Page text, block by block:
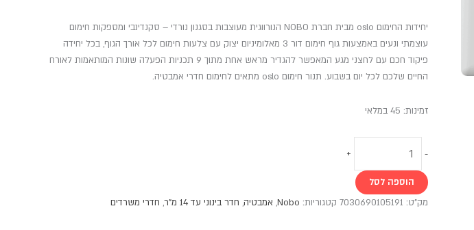
יחידות החימום oslo מבית חברת NOBO הנורווגית מעוצבות בסגנון נורדי – סקנדינבי ומספקות חימום
עוצמתי ונעים באמצעות גוף חימום דור 3 מאלומיניום יצוק עם צלעות חימום לכל אורך הגוף, בכל יחידה
פיקוד חכם עם לחצני מגע המאפשר להגדיר מראש אחת מתוך 9 תכניות הפעלה שונות המותאמות לאורח
החיים שלכם לכל יום בשבוע. תנור חימום oslo מתאים לחימום חדרי אמבטיה.
זמינות: 45 במלאי
-
+
הוספה לסל
מק"ט: 7030690105191 קטגוריות: Nobo
, אמבטיה, חדר בינוני עד 14 מ"ר , חדרי משרדים